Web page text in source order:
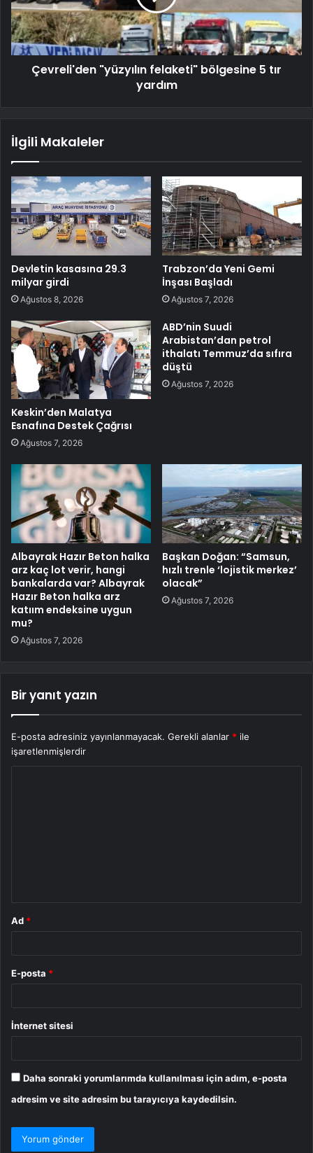
Çevreli'den "yüzyılın felaketi" bölgesine 5 tır
yardım
İlgili Makaleler
Devletin kasasına 29.3
milyar girdi
Ağustos 8, 2026
Trabzon’da Yeni Gemi
İnşası Başladı
Ağustos 7, 2026
Keskin’den Malatya
Esnafına Destek Çağrısı
Ağustos 7, 2026
ABD’nin Suudi
Arabistan’dan petrol
ithalatı Temmuz’da sıfıra
düştü
Ağustos 7, 2026
Albayrak Hazır Beton halka
arz kaç lot verir, hangi
bankalarda var? Albayrak
Hazır Beton halka arz
katıım endeksine uygun
mu?
Ağustos 7, 2026
Başkan Doğan: “Samsun,
hızlı trenle ‘lojistik merkez’
olacak”
Ağustos 7, 2026
Bir yanıt yazın
E-posta adresiniz yayınlanmayacak. Gerekli alanlar * ile
işaretlenmişlerdir
Ad *
E-posta *
İnternet sitesi
Daha sonraki yorumlarımda kullanılması için adım, e-posta
adresim ve site adresim bu tarayıcıya kaydedilsin.